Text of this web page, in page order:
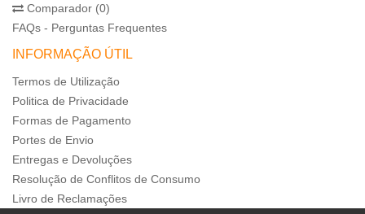
Comparador (0)
FAQs - Perguntas Frequentes
INFORMAÇÃO ÚTIL
Termos de Utilização
Politica de Privacidade
Formas de Pagamento
Portes de Envio
Entregas e Devoluções
Resolução de Conflitos de Consumo
Livro de Reclamações